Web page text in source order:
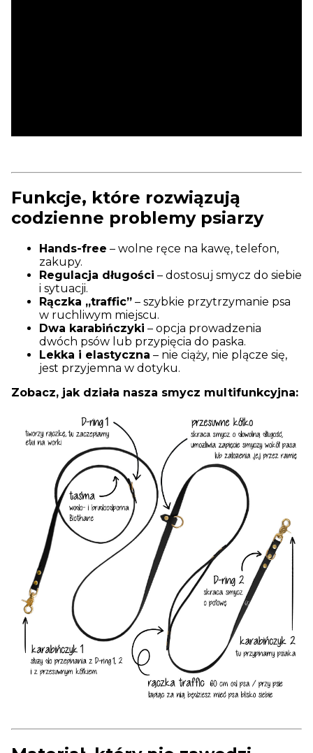
Funkcje, które rozwiązują
codzienne problemy psiarzy
Hands-free – wolne ręce na kawę, telefon,
zakupy.
Regulacja długości – dostosuj smycz do siebie
i sytuacji.
Rączka „traffic” – szybkie przytrzymanie psa
w ruchliwym miejscu.
Dwa karabińczyki – opcja prowadzenia
dwóch psów lub przypięcia do paska.
Lekka i elastyczna – nie ciąży, nie plącze się,
jest przyjemna w dotyku.
Zobacz, jak działa nasza smycz multifunkcyjna: